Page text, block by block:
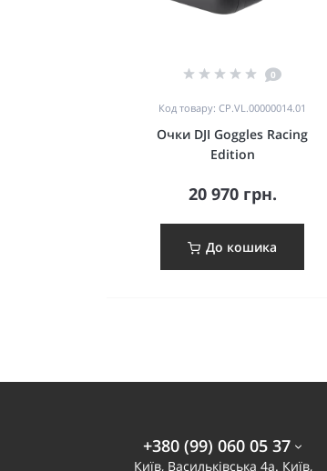
0
Код товару: CP.VL.00000014.01
Очки DJI Goggles Racing
Edition
20 970 грн.
До кошика
+380 (99) 060 05 37
Київ, Васильківська 4а. Київ,